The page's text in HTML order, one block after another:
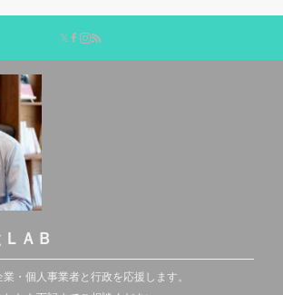
ＡＢ
・個人事業者と行政を応援します。